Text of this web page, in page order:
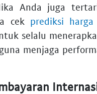
Anda juga
cek prediksi
selalu
guna menjaga